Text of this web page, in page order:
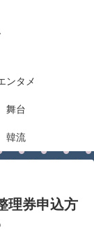
ンタメ
舞台
韓流
理券申込方